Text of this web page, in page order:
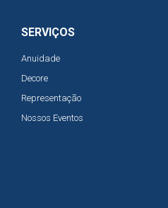
SERVIÇOS
Anuidade
Decore
Representação
Nossos Eventos